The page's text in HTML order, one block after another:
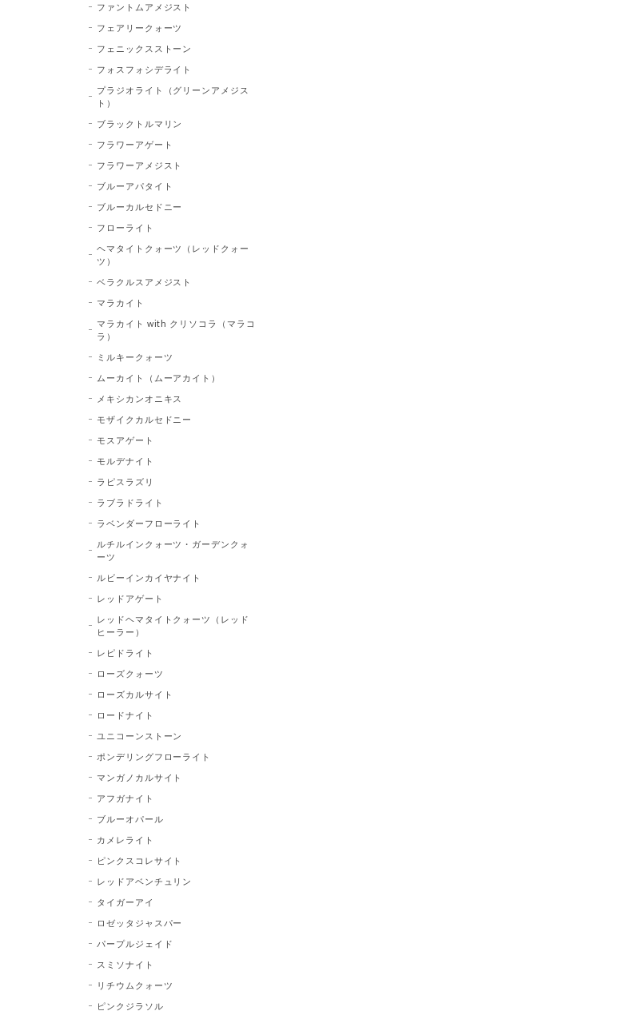
ファントムアメジスト
フェアリークォーツ
フェニックスストーン
フォスフォシデライト
プラジオライト（グリーンアメジス
ト）
ブラックトルマリン
フラワーアゲート
フラワーアメジスト
ブルーアパタイト
ブルーカルセドニー
フローライト
ヘマタイトクォーツ（レッドクォー
ツ）
ベラクルスアメジスト
マラカイト
マラカイト with クリソコラ（マラコ
ラ）
ミルキークォーツ
ムーカイト（ムーアカイト）
メキシカンオニキス
モザイクカルセドニー
モスアゲート
モルデナイト
ラピスラズリ
ラブラドライト
ラベンダーフローライト
ルチルインクォーツ・ガーデンクォ
ーツ
ルビーインカイヤナイト
レッドアゲート
レッドヘマタイトクォーツ（レッド
ヒーラー）
レピドライト
ローズクォーツ
ローズカルサイト
ロードナイト
ユニコーンストーン
ポンデリングフローライト
マンガノカルサイト
アフガナイト
ブルーオパール
カメレライト
ピンクスコレサイト
レッドアベンチュリン
タイガーアイ
ロゼッタジャスパー
パープルジェイド
スミソナイト
リチウムクォーツ
ピンクジラソル